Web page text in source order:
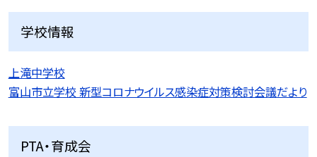
学校情報
上滝中学校
富山市立学校 新型コロナウイルス感染症対策検討会議だより
PTA・育成会